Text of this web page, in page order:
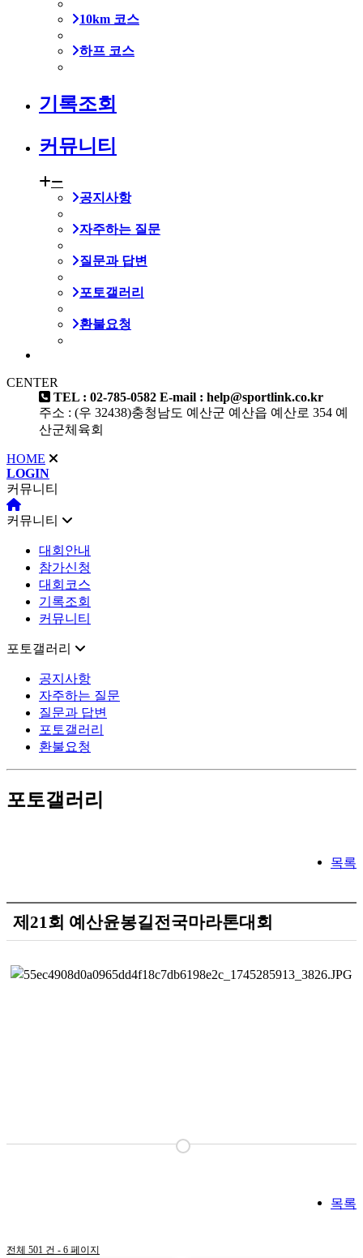
10km 코스
하프 코스
기록조회
커뮤니티
공지사항
자주하는 질문
질문과 답변
포토갤러리
환불요청
CENTER
TEL : 02-785-0582 E-mail : help@sportlink.co.kr
주소 : (우 32438)충청남도 예산군 예산읍 예산로 354 예
산군체육회
HOME
LOGIN
커뮤니티
커뮤니티
대회안내
참가신청
대회코스
기록조회
커뮤니티
포토갤러리
공지사항
자주하는 질문
질문과 답변
포토갤러리
환불요청
포토갤러리
목록
제21회 예산윤봉길전국마라톤대회
목록
전체 501 건 - 6 페이지